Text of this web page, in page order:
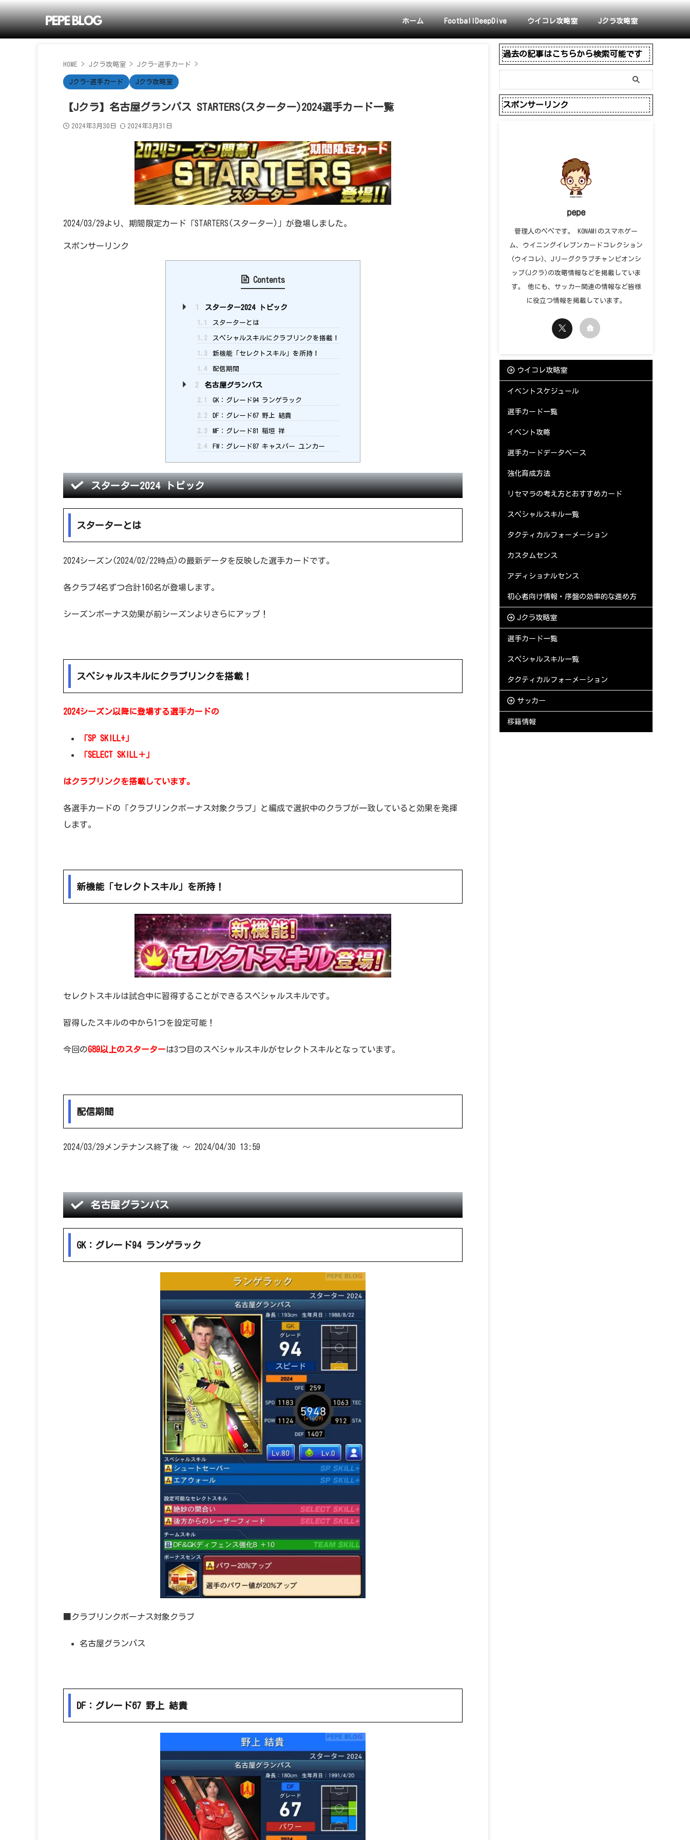
ホーム FootballDeepDive ウイコレ攻略室 Jクラ攻略室
HOME > Jクラ攻略室 > Jクラ-選手カード >
Jクラ-選手カード Jクラ攻略室
【Jクラ】名古屋グランパス STARTERS(スターター)2024選手カード一覧
2024年3月30日 2024年3月31日
2024/03/29より、期間限定カード「STARTERS(スターター)」が登場しました。
スポンサーリンク
Contents
1 スターター2024 トピック
1.1 スターターとは
1.2 スペシャルスキルにクラブリンクを搭載！
1.3 新機能「セレクトスキル」を所持！
1.4 配信期間
2 名古屋グランパス
2.1 GK：グレード94 ランゲラック
2.2 DF：グレード67 野上 結貴
2.3 MF：グレード81 稲垣 祥
2.4 FW：グレード87 キャスパー ユンカー
スターター2024 トピック
スターターとは
2024シーズン(2024/02/22時点)の最新データを反映した選手カードです。
各クラブ4名ずつ合計160名が登場します。
シーズンボーナス効果が前シーズンよりさらにアップ！
スペシャルスキルにクラブリンクを搭載！
2024シーズン以降に登場する選手カードの
「SP SKILL+」
「SELECT SKILL＋」
はクラブリンクを搭載しています。
各選手カードの「クラブリンクボーナス対象クラブ」と編成で選択中のクラブが一致していると効果を発揮
します。
新機能「セレクトスキル」を所持！
セレクトスキルは試合中に習得することができるスペシャルスキルです。
習得したスキルの中から1つを設定可能！
今回のG89以上のスターターは3つ目のスペシャルスキルがセレクトスキルとなっています。
配信期間
2024/03/29メンテナンス終了後 ～ 2024/04/30 13:59
名古屋グランパス
GK：グレード94 ランゲラック
■クラブリンクボーナス対象クラブ
名古屋グランパス
DF：グレード67 野上 結貴
過去の記事はこちらから検索可能です
スポンサーリンク
pepe
管理人のペペです。 KONAMIのスマホゲー
ム、ウイニングイレブンカードコレクション
(ウイコレ)、Jリーグクラブチャンピオンシ
ップ(Jクラ)の攻略情報などを掲載していま
す。 他にも、サッカー関連の情報など皆様
に役立つ情報を掲載しています。
ウイコレ攻略室
イベントスケジュール
選手カード一覧
イベント攻略
選手カードデータベース
強化育成方法
リセマラの考え方とおすすめカード
スペシャルスキル一覧
タクティカルフォーメーション
カスタムセンス
アディショナルセンス
初心者向け情報・序盤の効率的な進め方
Jクラ攻略室
選手カード一覧
スペシャルスキル一覧
タクティカルフォーメーション
サッカー
移籍情報